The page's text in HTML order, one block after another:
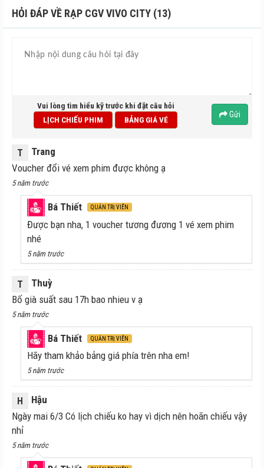
HỎI ĐÁP VỀ RẠP CGV VIVO CITY (13)
Vui lòng tìm hiểu kỹ trước khi đặt câu hỏi
LỊCH CHIẾU PHIM
BẢNG GIÁ VÉ
Gửi
T
Trang
Voucher đổi vé xem phim được không ạ
5 năm trước
Bá Thiết QUẢN TRỊ VIÊN
Được bạn nha, 1 voucher tương đương 1 vé xem phim
nhé
5 năm trước
T
Thuỳ
Bố già suất sau 17h bao nhieu v ạ
5 năm trước
Bá Thiết QUẢN TRỊ VIÊN
Hãy tham khảo bảng giá phía trên nha em!
5 năm trước
H
Hậu
Ngày mai 6/3 Có lịch chiếu ko hay vì dịch nên hoãn chiếu vậy
nhỉ
5 năm trước